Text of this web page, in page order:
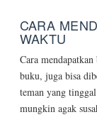
CARA
WAKTU
Cara
buku, juga bisa
teman yang
mungkin agak